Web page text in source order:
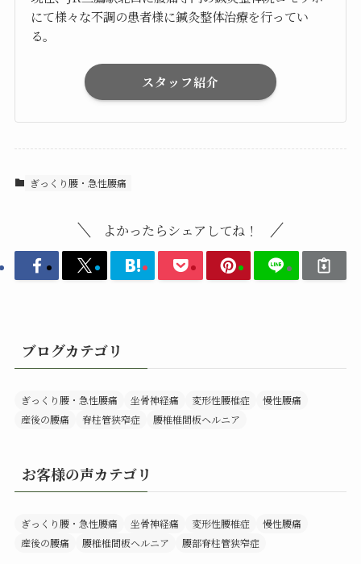
にて様々な不調の患者様に鍼灸整体治療を行ってい
る。
スタッフ紹介
ぎっくり腰・急性腰痛
よかったらシェアしてね！
ブログカテゴリ
ぎっくり腰・急性腰痛 坐骨神経痛 変形性腰椎症
慢性腰痛
産後の腰痛
脊柱管狭窄症 腰椎椎間板ヘルニア
お客様の声カテゴリ
ぎっくり腰・急性腰痛 坐骨神経痛 変形性腰椎症
慢性腰痛
産後の腰痛
腰椎椎間板ヘルニア 腰部脊柱管狭窄症